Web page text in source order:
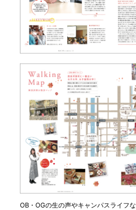
OB・OGの生の声やキャンパスライフ